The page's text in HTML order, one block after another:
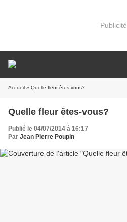
Publicité
Accueil » Quelle fleur êtes-vous?
Quelle fleur êtes-vous?
Publié le 04/07/2014 à 16:17
Par Jean Pierre Poupin